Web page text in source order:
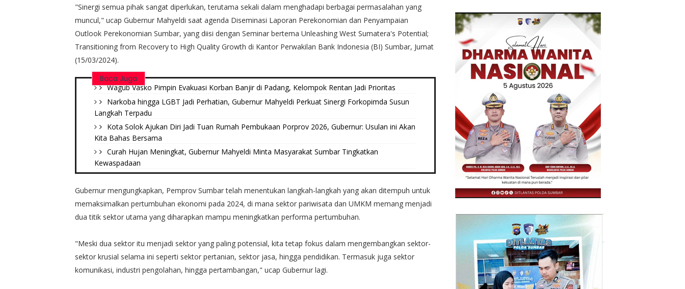
"Sinergi semua pihak sangat diperlukan, terutama sekali dalam menghadapi berbagai permasalahan yang
muncul," ucap Gubernur Mahyeldi saat agenda Diseminasi Laporan Perekonomian dan Penyampaian
Outlook Perekonomian Sumbar, yang diisi dengan Seminar bertema Unleashing West Sumatera's Potential;
Transitioning from Recovery to High Quality Growth di Kantor Perwakilan Bank Indonesia (BI) Sumbar, Jumat
(15/03/2024).
Baca Juga
Wagub Vasko Pimpin Evakuasi Korban Banjir di Padang, Kelompok Rentan Jadi Prioritas
Narkoba hingga LGBT Jadi Perhatian, Gubernur Mahyeldi Perkuat Sinergi Forkopimda Susun
Langkah Terpadu
Kota Solok Ajukan Diri Jadi Tuan Rumah Pembukaan Porprov 2026, Gubernur: Usulan ini Akan
Kita Bahas Bersama
Curah Hujan Meningkat, Gubernur Mahyeldi Minta Masyarakat Sumbar Tingkatkan
Kewaspadaan
Gubernur mengungkapkan, Pemprov Sumbar telah menentukan langkah-langkah yang akan ditempuh untuk
memaksimalkan pertumbuhan ekonomi pada 2024, di mana sektor pariwisata dan UMKM memang menjadi
dua titik sektor utama yang diharapkan mampu meningkatkan performa pertumbuhan.
"Meski dua sektor itu menjadi sektor yang paling potensial, kita tetap fokus dalam mengembangkan sektor-
sektor krusial selama ini seperti sektor pertanian, sektor jasa, hingga pendidikan. Termasuk juga sektor
komunikasi, industri pengolahan, hingga pertambangan," ucap Gubernur lagi.